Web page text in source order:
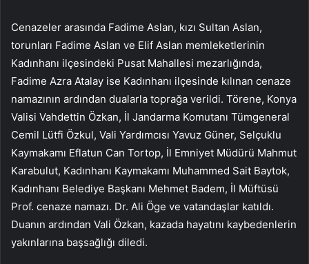
Cenazeler arasında Fadime Aslan, kızı Sultan Aslan,
torunları Fadime Aslan ve Elif Aslan memleketlerinin
Kadınhanı ilçesindeki Pusat Mahallesi mezarlığında,
Fadime Azra Atalay ise Kadınhanı ilçesinde kılınan cenaze
namazının ardından dualarla toprağa verildi. Törene, Konya
Valisi Vahdettin Özkan, İl Jandarma Komutanı Tümgeneral
Cemil Lütfi Özkul, Vali Yardımcısı Yavuz Güner, Selçuklu
Kaymakamı Eflatun Can Tortop, İl Emniyet Müdürü Mahmut
Karabulut, Kadınhanı Kaymakamı Muhammed Sait Baytok,
Kadınhanı Belediye Başkanı Mehmet Badem, İl Müftüsü
Prof. cenaze namazı. Dr. Ali Öge ve vatandaşlar katıldı.
Duanın ardından Vali Özkan, kazada hayatını kaybedenlerin
yakınlarına başsağlığı diledi.